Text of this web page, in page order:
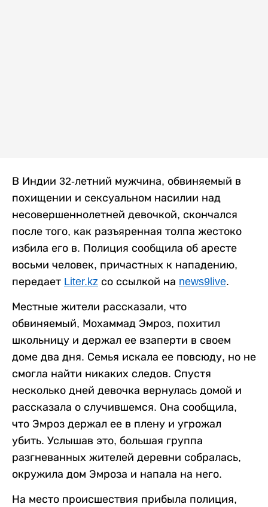
В Индии 32-летний мужчина, обвиняемый в
похищении и сексуальном насилии над
несовершеннолетней девочкой, скончался
после того, как разъяренная толпа жестоко
избила его в. Полиция сообщила об аресте
восьми человек, причастных к нападению,
передает Liter.kz со ссылкой на news9live.
Местные жители рассказали, что
обвиняемый, Мохаммад Эмроз, похитил
школьницу и держал ее взаперти в своем
доме два дня. Семья искала ее повсюду, но не
смогла найти никаких следов. Спустя
несколько дней девочка вернулась домой и
рассказала о случившемся. Она сообщила,
что Эмроз держал ее в плену и угрожал
убить. Услышав это, большая группа
разгневанных жителей деревни собралась,
окружила дом Эмроза и напала на него.
На место происшествия прибыла полиция,